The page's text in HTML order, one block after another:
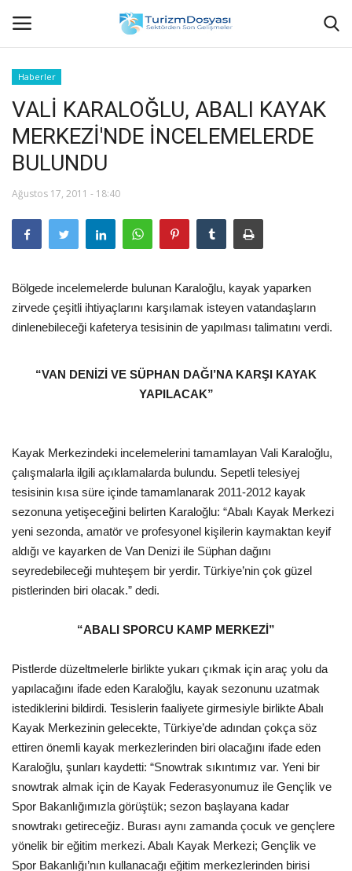
Anasayfa
Bize Ulaşın
Künye
Halil ÖNCÜ kimdir?
Haberler
Röportajlar
Gezi - Yorum
Sizlerden Gelenler
Yorumlar
Video Tanıtım
Köşe Yazarları
Galeri
Haberler
VALİ KARALOĞLU, ABALI KAYAK
MERKEZİ'NDE İNCELEMELERDE
BULUNDU
Ağustos 17, 2011 - 18:40
Bölgede incelemelerde bulunan Karaloğlu, kayak yaparken
zirvede çeşitli ihtiyaçlarını karşılamak isteyen vatandaşların
dinlenebileceği kafeterya tesisinin de yapılması talimatını verdi.
“VAN DENİZİ VE SÜPHAN DAĞI’NA KARŞI KAYAK
YAPILACAK”
Kayak Merkezindeki incelemelerini tamamlayan Vali Karaloğlu,
çalışmalarla ilgili açıklamalarda bulundu. Sepetli telesiyej
tesisinin kısa süre içinde tamamlanarak 2011-2012 kayak
sezonuna yetişeceğini belirten Karaloğlu: “Abalı Kayak Merkezi
yeni sezonda, amatör ve profesyonel kişilerin kaymaktan keyif
aldığı ve kayarken de Van Denizi ile Süphan dağını
seyredebileceği muhteşem bir yerdir. Türkiye’nin çok güzel
pistlerinden biri olacak.” dedi.
“ABALI SPORCU KAMP MERKEZİ”
Pistlerde düzeltmelerle birlikte yukarı çıkmak için araç yolu da
yapılacağını ifade eden Karaloğlu, kayak sezonunu uzatmak
istediklerini bildirdi. Tesislerin faaliyete girmesiyle birlikte Abalı
Kayak Merkezinin gelecekte, Türkiye’de adından çokça söz
ettiren önemli kayak merkezlerinden biri olacağını ifade eden
Karaloğlu, şunları kaydetti: “Snowtrak sıkıntımız var. Yeni bir
snowtrak almak için de Kayak Federasyonumuz ile Gençlik ve
Spor Bakanlığımızla görüştük; sezon başlayana kadar
snowtrakı getireceğiz. Burası aynı zamanda çocuk ve gençlere
yönelik bir eğitim merkezi. Abalı Kayak Merkezi; Gençlik ve
Spor Bakanlığı’nın kullanacağı eğitim merkezlerinden birisi